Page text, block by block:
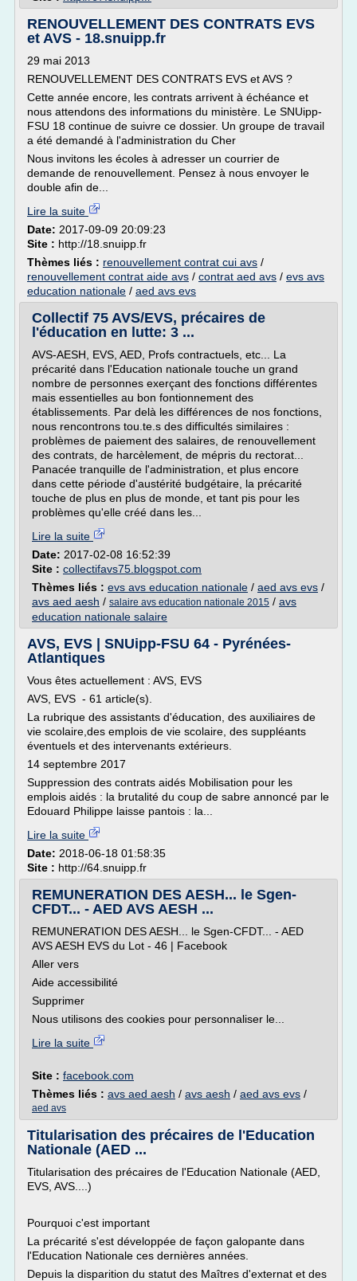
RENOUVELLEMENT DES CONTRATS EVS
et AVS - 18.snuipp.fr
29 mai 2013
RENOUVELLEMENT DES CONTRATS EVS et AVS ?
Cette année encore, les contrats arrivent à échéance et
nous attendons des informations du ministère. Le SNUipp-
FSU 18 continue de suivre ce dossier. Un groupe de travail
a été demandé à l'administration du Cher
Nous invitons les écoles à adresser un courrier de
demande de renouvellement. Pensez à nous envoyer le
double afin de...
Lire la suite
Date: 2017-09-09 20:09:23
Site : http://18.snuipp.fr
Thèmes liés : renouvellement contrat cui avs /
renouvellement contrat aide avs / contrat aed avs / evs avs
education nationale / aed avs evs
Collectif 75 AVS/EVS, précaires de
l'éducation en lutte: 3 ...
AVS-AESH, EVS, AED, Profs contractuels, etc... La
précarité dans l'Education nationale touche un grand
nombre de personnes exerçant des fonctions différentes
mais essentielles au bon fontionnement des
établissements. Par delà les différences de nos fonctions,
nous rencontrons tou.te.s des difficultés similaires :
problèmes de paiement des salaires, de renouvellement
des contrats, de harcèlement, de mépris du rectorat...
Panacée tranquille de l'administration, et plus encore
dans cette période d'austérité budgétaire, la précarité
touche de plus en plus de monde, et tant pis pour les
problèmes qu'elle créé dans les...
Lire la suite
Date: 2017-02-08 16:52:39
Site : collectifavs75.blogspot.com
Thèmes liés : evs avs education nationale / aed avs evs /
avs aed aesh / salaire avs education nationale 2015 / avs
education nationale salaire
AVS, EVS | SNUipp-FSU 64 - Pyrénées-
Atlantiques
Vous êtes actuellement : AVS, EVS
AVS, EVS - 61 article(s).
La rubrique des assistants d'éducation, des auxiliaires de
vie scolaire,des emplois de vie scolaire, des suppléants
éventuels et des intervenants extérieurs.
14 septembre 2017
Suppression des contrats aidés Mobilisation pour les
emplois aidés : la brutalité du coup de sabre annoncé par le
Edouard Philippe laisse pantois : la...
Lire la suite
Date: 2018-06-18 01:58:35
Site : http://64.snuipp.fr
REMUNERATION DES AESH... le Sgen-
CFDT... - AED AVS AESH ...
REMUNERATION DES AESH... le Sgen-CFDT... - AED
AVS AESH EVS du Lot - 46 | Facebook
Aller vers
Aide accessibilité
Supprimer
Nous utilisons des cookies pour personnaliser le...
Lire la suite
Site : facebook.com
Thèmes liés : avs aed aesh / avs aesh / aed avs evs /
aed avs
Titularisation des précaires de l'Education
Nationale (AED ...
Titularisation des précaires de l'Education Nationale (AED,
EVS, AVS....)
Pourquoi c'est important
La précarité s'est développée de façon galopante dans
l'Education Nationale ces dernières années.
Depuis la disparition du statut des Maîtres d'externat et des